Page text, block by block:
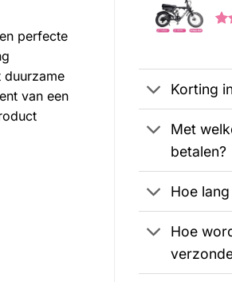
perfecte
duurzame
van een
op
Korting
Met
betalen?
Hoe
Hoe